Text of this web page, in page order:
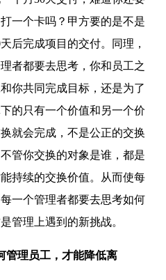
一个卡吗？甲方要的是不是
后完成项目的交付。同理，
者都要去思考，你和员工之
你共同完成目标，还是为了
的只有一个价值和另一个价
就会完成，不是公正的交换
管你交换的对象是谁，都是
持续的交换价值。从而使每
一个管理者都要去思考如何
管理上遇到的新挑战。
管理员工，才能降低离